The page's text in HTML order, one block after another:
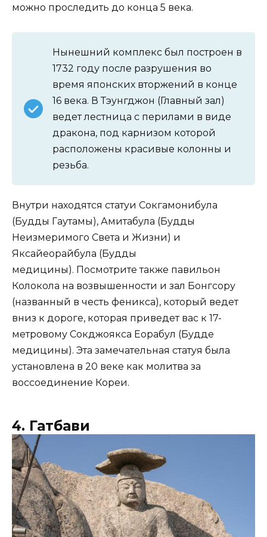
можно проследить до конца 5 века.
Нынешний комплекс был построен в
1732 году после разрушения во
время японских вторжений в конце
16 века. В Тэунгджон (Главный зал)
ведет лестница с перилами в виде
дракона, под карнизом которой
расположены красивые колонны и
резьба.
Внутри находятся статуи Сокгамонибула
(Будды Гаутамы), Амитабула (Будды
Неизмеримого Света и Жизни) и
Яксайеорайбула (Будды
медицины). Посмотрите также павильон
Колокола на возвышенности и зал Бонгсору
(названный в честь феникса), который ведет
вниз к дороге, которая приведет вас к 17-
метровому Сокджоякса Еорабул (Будде
медицины). Эта замечательная статуя была
установлена в 20 веке как молитва за
воссоединение Кореи.
4. Гатбави